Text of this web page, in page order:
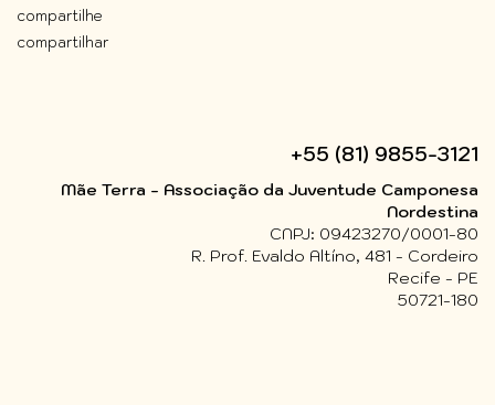
compartilhe
compartilhar
+55 (81) 9855-3121
Mãe Terra - Associação da Juventude Camponesa
Nordestina
CNPJ: 09423270/0001-80
R. Prof. Evaldo Altíno, 481 - Cordeiro
Recife - PE
50721-180